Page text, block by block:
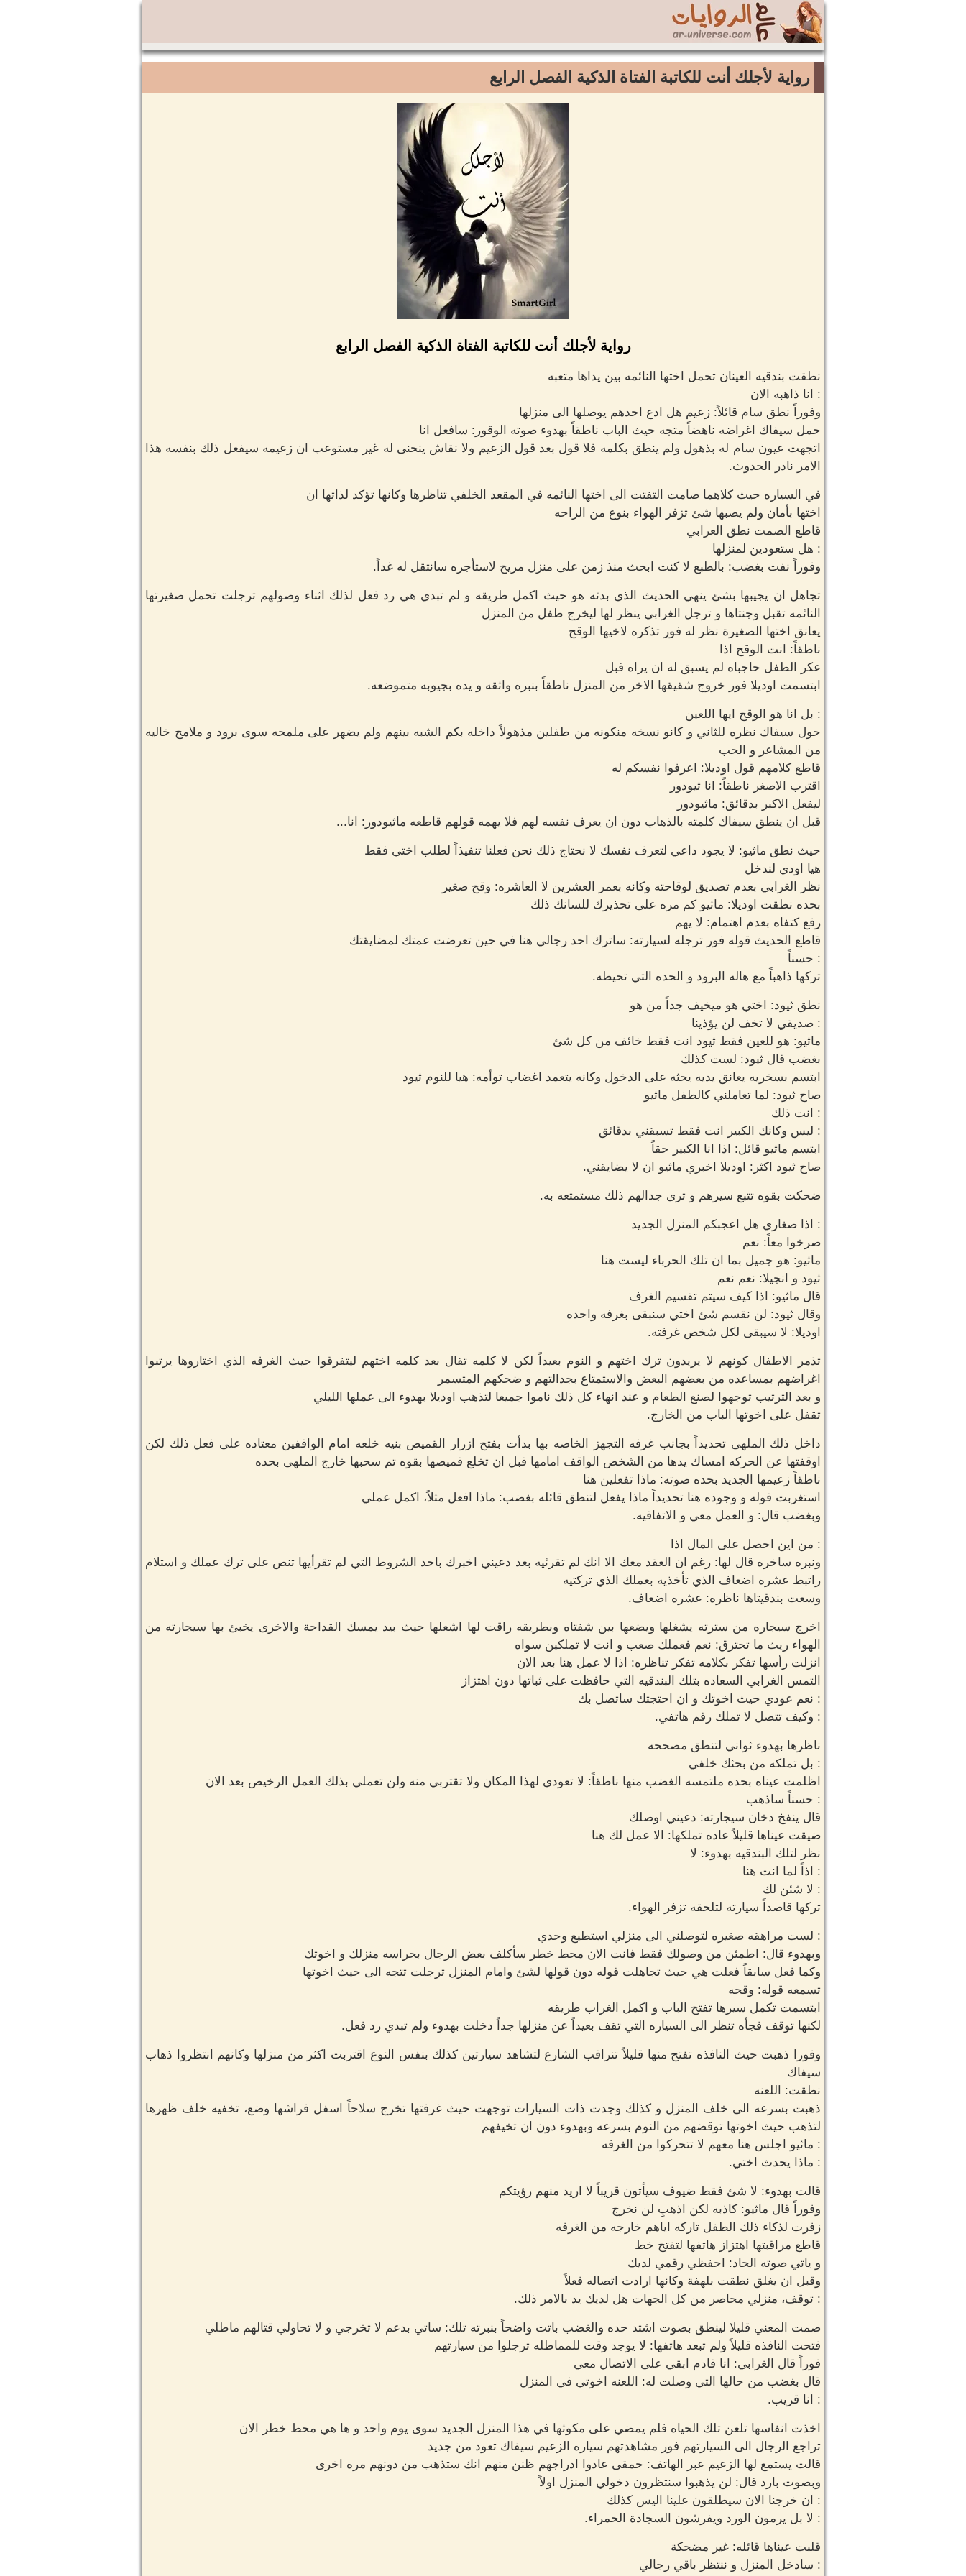
رواية لأجلك أنت للكاتبة الفتاة الذكية الفصل الرابع
رواية لأجلك أنت للكاتبة الفتاة الذكية الفصل الرابع
نطقت بندقيه العينان تحمل اختها النائمه بين يداها متعبه
: انا ذاهبه الان
وفوراً نطق سام قائلاً: زعيم هل ادع احدهم يوصلها الى منزلها
حمل سيفاك اغراضه ناهضاً متجه حيث الباب ناطقاً بهدوء صوته الوقور: سافعل انا
اتجهت عيون سام له بذهول ولم ينطق بكلمه فلا قول بعد قول الزعيم ولا نقاش ينحنى له غير مستوعب ان زعيمه سيفعل ذلك بنفسه هذا
الامر نادر الحدوث.
في السياره حيث كلاهما صامت التفتت الى اختها النائمه في المقعد الخلفي تناظرها وكانها تؤكد لذاتها ان
اختها بأمان ولم يصبها شئ تزفر الهواء بنوع من الراحه
قاطع الصمت نطق العرابي
: هل ستعودين لمنزلها
وفوراً نفت بغضب: بالطبع لا كنت ابحث منذ زمن على منزل مريح لاستأجره سانتقل له غداً.
تجاهل ان يجيبها بشئ ينهي الحديث الذي بدئه هو حيث اكمل طريقه و لم تبدي هي رد فعل لذلك اثناء وصولهم ترجلت تحمل صغيرتها
النائمه تقبل وجنتاها و ترجل الغرابي ينظر لها ليخرج طفل من المنزل
يعانق اختها الصغيرة نظر له فور تذكره لاخيها الوقح
ناطقاً: انت الوقح اذا
عكر الطفل حاجباه لم يسبق له ان يراه قبل
ابتسمت اوديلا فور خروج شقيقها الاخر من المنزل ناطقاً بنبره واثقه و يده بجيوبه متموضعه.
: بل انا هو الوقح ايها اللعين
حول سيفاك نظره للثاني و كانو نسخه منكونه من طفلين مذهولاً داخله بكم الشبه بينهم ولم يضهر على ملمحه سوى برود و ملامح خاليه
من المشاعر و الحب
قاطع كلامهم قول اوديلا: اعرفوا نفسكم له
اقترب الاصغر ناطقاً: انا ثيودور
ليفعل الاكبر بدقائق: ماثيودور
قبل ان ينطق سيفاك كلمته بالذهاب دون ان يعرف نفسه لهم فلا يهمه قولهم قاطعه ماثيودور: انا...
حيث نطق ماثيو: لا يجود داعي لتعرف نفسك لا نحتاج ذلك نحن فعلنا تنفيذاً لطلب اختي فقط
هيا اودي لندخل
نظر الغرابي بعدم تصديق لوقاحته وكانه بعمر العشرين لا العاشره: وقح صغير
بحده نطقت اوديلا: ماثيو كم مره على تحذيرك للسانك ذلك
رفع كتفاه بعدم اهتمام: لا يهم
قاطع الحديث قوله فور ترجله لسيارته: ساترك احد رجالي هنا في حين تعرضت عمتك لمضايقتك
: حسناً
تركها ذاهباً مع هاله البرود و الحده التي تحيطه.
نطق ثيود: اختي هو ميخيف جداً من هو
: صديقي لا تخف لن يؤذينا
ماثيو: هو للعين فقط ثيود انت فقط خائف من كل شئ
بغضب قال ثيود: لست كذلك
ابتسم بسخريه يعانق يديه يحثه على الدخول وكانه يتعمد اغضاب توأمه: هيا للنوم ثيود
صاح ثيود: لما تعاملني كالطفل ماثيو
: انت ذلك
: ليس وكانك الكبير انت فقط تسبقني بدقائق
ابتسم ماثيو قائل: اذا انا الكبير حقاً
صاح ثيود اكثر: اوديلا اخبري ماثيو ان لا يضايقني.
ضحكت بقوه تتبع سيرهم و ترى جدالهم ذلك مستمتعه به.
: اذا صغاري هل اعجبكم المنزل الجديد
صرخوا معاً: نعم
ماثيو: هو جميل بما ان تلك الحرباء ليست هنا
ثيود و انجيلا: نعم نعم
قال ماثيو: اذا كيف سيتم تقسيم الغرف
وقال ثيود: لن نقسم شئ اختي سنبقى بغرفه واحده
اوديلا: لا سيبقى لكل شخص غرفته.
تذمر الاطفال كونهم لا يريدون ترك اختهم و النوم بعيداً لكن لا كلمه تقال بعد كلمه اختهم ليتفرقوا حيث الغرفه الذي اختاروها يرتبوا
اغراضهم بمساعده من بعضهم البعض والاستمتاع بجدالتهم و ضحكهم المتسمر
و بعد الترتيب توجهوا لصنع الطعام و عند انهاء كل ذلك ناموا جميعا لتذهب اوديلا بهدوء الى عملها الليلي
تقفل على اخوتها الباب من الخارج.
داخل ذلك الملهى تحديداً بجانب غرفه التجهز الخاصه بها بدأت بفتح ازرار القميص بنيه خلعه امام الواقفين معتاده على فعل ذلك لكن
اوقفتها عن الحركه امساك يدها من الشخص الواقف امامها قبل ان تخلع قميصها بقوه تم سحبها خارج الملهى بحده
ناطقاً زعيمها الجديد بحده صوته: ماذا تفعلين هنا
استغربت قوله و وجوده هنا تحديداً ماذا يفعل لتنطق قائله بغضب: ماذا افعل مثلاً، اكمل عملي
وبغضب قال: و العمل معي و الاتفاقيه.
: من اين احصل على المال اذا
ونبره ساخره قال لها: رغم ان العقد معك الا انك لم تقرئيه بعد دعيني اخبرك باحد الشروط التي لم تقرأيها تنص على ترك عملك و استلام
راتبط عشره اضعاف الذي تأخذيه بعملك الذي تركتيه
وسعت بندقيتاها ناظره: عشره اضعاف.
اخرج سيجاره من سترته يشغلها ويضعها بين شفتاه وبطريقه راقت لها اشعلها حيث بيد يمسك القداحة والاخرى يخبئ بها سيجارته من
الهواء ريث ما تحترق: نعم فعملك صعب و انت لا تملكين سواه
انزلت رأسها تفكر بكلامه تفكر تناظره: اذا لا عمل هنا بعد الان
التمس الغرابي السعاده بتلك البندقيه التي حافظت على ثباتها دون اهتزاز
: نعم عودي حيث اخوتك و ان احتجتك ساتصل بك
: وكيف تتصل لا تملك رقم هاتفي.
ناظرها بهدوء ثواني لتنطق مصححه
: بل تملكه من بحثك خلفي
اظلمت عيناه بحده ملتمسه الغضب منها ناطقاً: لا تعودي لهذا المكان ولا تقتربي منه ولن تعملي بذلك العمل الرخيص بعد الان
: حسناً ساذهب
قال ينفخ دخان سيجارته: دعيني اوصلك
ضيقت عيناها قليلاً عاده تملكها: الا عمل لك هنا
نظر لتلك البندقيه بهدوء: لا
: اذاً لما انت هنا
: لا شئن لك
تركها قاصداً سيارته لتلحقه تزفر الهواء.
: لست مراهقه صغيره لتوصلني الى منزلي استطيع وحدي
وبهدوء قال: اطمئن من وصولك فقط فانت الان محط خطر سأكلف بعض الرجال بحراسه منزلك و اخوتك
وكما فعل سابقاً فعلت هي حيث تجاهلت قوله دون قولها لشئ وامام المنزل ترجلت تتجه الى حيث اخوتها
تسمعه قوله: وقحه
ابتسمت تكمل سيرها تفتح الباب و اكمل الغراب طريقه
لكنها توقف فجأه تنظر الى السياره التي تقف بعيداً عن منزلها جداً دخلت بهدوء ولم تبدي رد فعل.
وفورا ذهبت حيث النافذه تفتح منها قليلاً تنراقب الشارع لتشاهد سيارتين كذلك بنفس النوع اقتربت اكثر من منزلها وكانهم انتظروا ذهاب
سيفاك
نطقت: اللعنه
ذهبت بسرعه الى خلف المنزل و كذلك وجدت ذات السيارات توجهت حيث غرفتها تخرج سلاحاً اسفل فراشها وضع، تخفيه خلف ظهرها
لتذهب حيث اخوتها توقضهم من النوم بسرعه وبهدوء دون ان تخيفهم
: ماثيو اجلس هنا معهم لا تتحركوا من الغرفه
: ماذا يحدث اختي.
قالت بهدوء: لا شئ فقط ضيوف سيأتون قريباً لا اريد منهم رؤيتكم
وفوراً قال ماثيو: كاذبه لكن اذهبِ لن نخرج
زفرت لذكاء ذلك الطفل تاركه اياهم خارجه من الغرفه
قاطع مراقبتها اهتزاز هاتفها لتفتح خط
و ياتي صوته الحاد: احفظي رقمي لديك
وقبل ان يغلق نطقت بلهفة وكانها ارادت اتصاله فعلاً
: توقف، منزلي محاصر من كل الجهات هل لديك يد بالامر ذلك.
صمت المعني قليلا لينطق بصوت اشتد حده والغضب باتت واضحاً بنبرته تلك: ساتي بدعم لا تخرجي و لا تحاولي قتالهم ماطلي
فتحت النافذه قليلاً ولم تبعد هاتفها: لا يوجد وقت للمماطله ترجلوا من سيارتهم
فوراً قال الغرابي: انا قادم ابقي على الاتصال معي
قال بغضب من حالها التي وصلت له: اللعنه اخوتي في المنزل
: انا قريب.
اخذت انفاسها تلعن تلك الحياه فلم يمضي على مكوثها في هذا المنزل الجديد سوى يوم واحد و ها هي محط خطر الان
تراجع الرجال الى السيارتهم فور مشاهدتهم سياره الزعيم سيفاك تعود من جديد
قالت يستمع لها الزعيم عبر الهاتف: حمقى عادوا ادراجهم ظنن منهم انك ستذهب من دونهم مره اخرى
وبصوت بارد قال: لن يذهبوا سنتظرون دخولي المنزل اولاً
: ان خرجنا الان سيطلقون علينا اليس كذلك
: لا بل يرمون الورد ويفرشون السجادة الحمراء.
قلبت عيناها قائله: غير مضحكة
: سادخل المنزل و ننتظر باقي رجالي